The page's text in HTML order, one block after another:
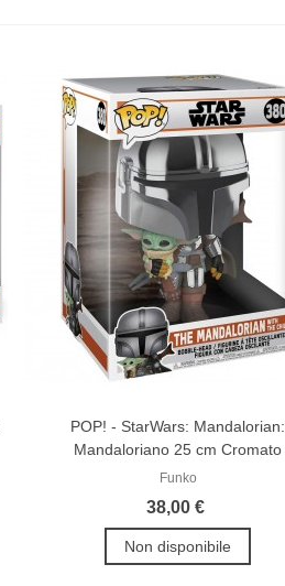
POP! - StarWars: Mandalorian:
Mandaloriano 25 cm Cromato
Funko
38,00 €
Non disponibile